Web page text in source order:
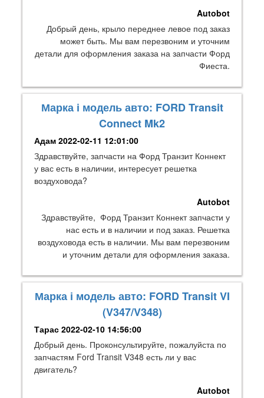
Autobot
Добрый день, крыло переднее левое под заказ
может быть. Мы вам перезвоним и уточним
детали для оформления заказа на запчасти Форд
Фиеста.
Марка і модель авто: FORD Transit
Connect Mk2
Адам 2022-02-11 12:01:00
Здравствуйте, запчасти на Форд Транзит Коннект
у вас есть в наличии, интересует решетка
воздуховода?
Autobot
Здравствуйте, Форд Транзит Коннект запчасти у
нас есть и в наличии и под заказ. Решетка
воздуховода есть в наличии. Мы вам перезвоним
и уточним детали для оформления заказа.
Марка і модель авто: FORD Transit VI
(V347/V348)
Тарас 2022-02-10 14:56:00
Добрый день. Проконсультируйте, пожалуйста по
запчастям Ford Transit V348 есть ли у вас
двигатель?
Autobot